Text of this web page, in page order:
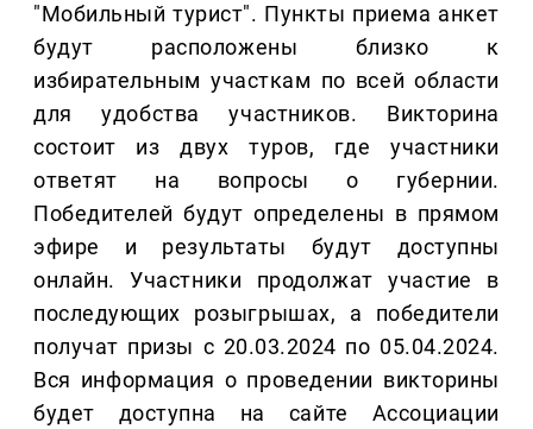
"Мобильный турист". Пункты приема анкет
будут расположены близко к
избирательным участкам по всей области
для удобства участников. Викторина
состоит из двух туров, где участники
ответят на вопросы о губернии.
Победителей будут определены в прямом
эфире и результаты будут доступны
онлайн. Участники продолжат участие в
последующих розыгрышах, а победители
получат призы с 20.03.2024 по 05.04.2024.
Вся информация о проведении викторины
будет доступна на сайте Ассоциации